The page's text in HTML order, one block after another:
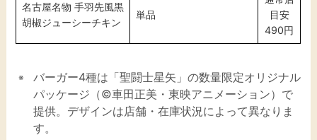
名古屋名物 手羽先風黒
胡椒ジューシーチキン
単品
目安
490円
バーガー4種は「聖闘士星矢」の数量限定オリジナル
パッケージ（©車田正美・東映アニメーション）で
提供。デザインは店舗・在庫状況によって異なりま
す。